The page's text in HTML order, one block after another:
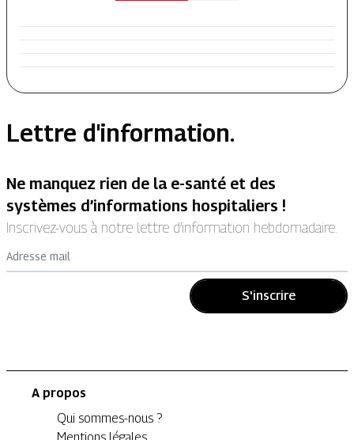
Lettre d'information.
Ne manquez rien de la e-santé et des
systèmes d’informations hospitaliers !
Inscrivez-vous à notre lettre d’information hebdomadaire.
Adresse mail
S'inscrire
A propos
Qui sommes-nous ?